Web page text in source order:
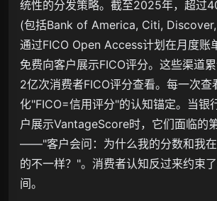
统性的分发策略。截至2025年，超过
(包括Bank of America, Citi,
通过FICO Open Access计划在月度账
免费向客户展示FICO评分。这些渠道
2亿次消费者FICO评分查看。每一次查
化"FICO=信用评分"的认知锚定。当银
户展示VantageScore时，它们面临的
——"客户会问：为什么我的分数和我在
的不一样？"。消费者认知反过来约束
间。